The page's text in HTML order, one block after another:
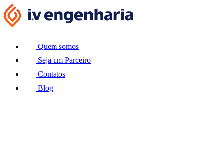
Ir
para
Quem somos
Seja um Parceiro
Contatos
Blog